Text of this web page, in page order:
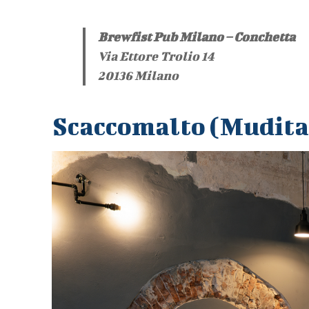
Brewfist Pub Milano – Conchetta
Via Ettore Trolio 14
20136 Milano
Scaccomalto